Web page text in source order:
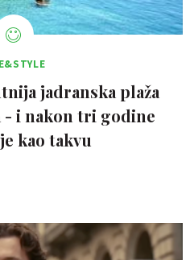
jadranska plaža
- i nakon tri godine
kao takvu